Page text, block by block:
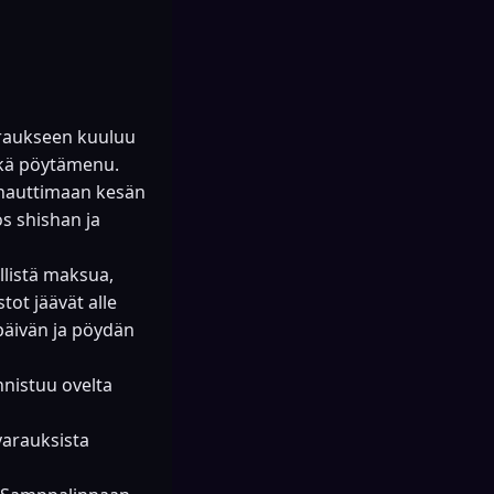
kuuluu
pöytämenu.
kesän
shishan ja
maksua,
jäävät alle
ja pöydän
ovelta